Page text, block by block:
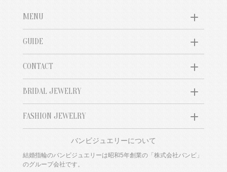
MENU
GUIDE
CONTACT
BRIDAL JEWELRY
FASHION JEWELRY
バンビジュエリーについて
結婚指輪のバンビジュエリーは昭和5年創業の「株式会社バンビ」
のグループ会社です。